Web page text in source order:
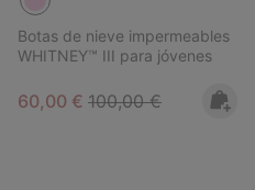
Botas de nieve impermeables
WHITNEY™ III para jóvenes
Sale price:
60,00 € Regular price:
100,00 €